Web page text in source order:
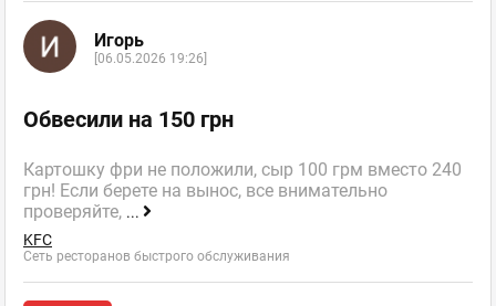
Игорь
[06.05.2026 19:26]
Обвесили на 150 грн
Картошку фри не положили, сыр 100 грм вместо 240
грн! Если берете на вынос, все внимательно
проверяйте, ...
KFC
Сеть ресторанов быстрого обслуживания